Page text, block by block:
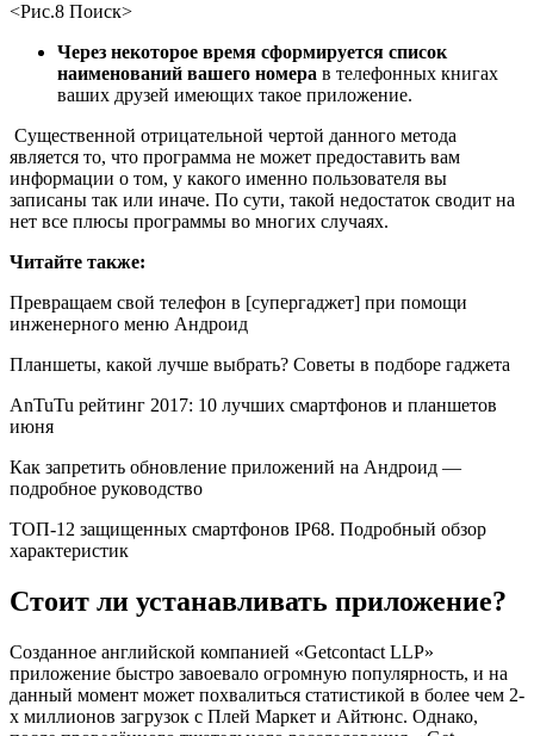
<Рис.8 Поиск>
Через некоторое время сформируется список
наименований вашего номера в телефонных книгах
ваших друзей имеющих такое приложение.
Существенной отрицательной чертой данного метода
является то, что программа не может предоставить вам
информации о том, у какого именно пользователя вы
записаны так или иначе. По сути, такой недостаток сводит на
нет все плюсы программы во многих случаях.
Читайте также:
Превращаем свой телефон в [супергаджет] при помощи
инженерного меню Андроид
Планшеты, какой лучше выбрать? Советы в подборе гаджета
AnTuTu рейтинг 2017: 10 лучших смартфонов и планшетов
июня
Как запретить обновление приложений на Андроид —
подробное руководство
ТОП-12 защищенных смартфонов IP68. Подробный обзор
характеристик
Стоит ли устанавливать приложение?
Созданное английской компанией «Getcontact LLP»
приложение быстро завоевало огромную популярность, и на
данный момент может похвалиться статистикой в более чем 2-
х миллионов загрузок с Плей Маркет и Айтюнс. Однако,